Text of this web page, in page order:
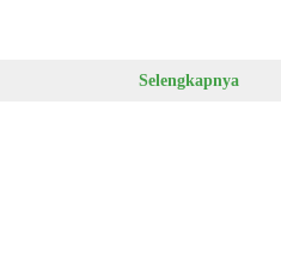
Selengkapnya